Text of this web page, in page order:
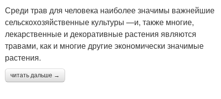
Среди трав для человека наиболее значимы важнейшие
сельскохозяйственные культуры —и, также многие,
лекарственные и декоративные растения являются
травами, как и многие другие экономически значимые
растения.
читать дальше →